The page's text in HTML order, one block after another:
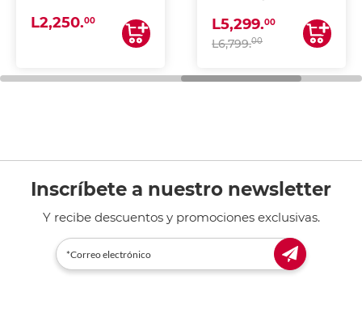
L2,250.00
ESCANEA)
L5,299.00
L6,799.00
Inscríbete a nuestro newsletter
Y recibe descuentos y promociones exclusivas.